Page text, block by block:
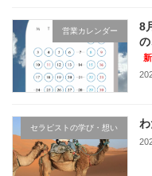
営業カレンダー
8
セラピストの学び・想い